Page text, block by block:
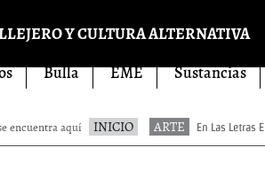
Y CULTURA ALTERNATIVA
Bulla EME Sustancias
encuentra aquí INICIO ARTE En Las Letras